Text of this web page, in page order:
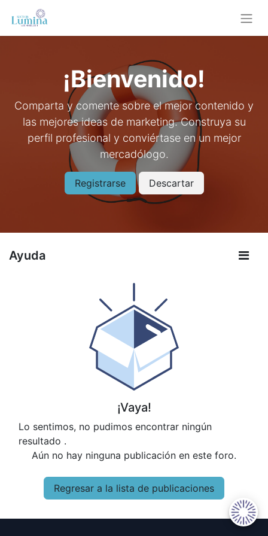
¡Bienvenido!
Comparta y comente sobre el mejor contenido y
las mejores ideas de marketing. Construya su
perfil profesional y conviértase en un mejor
mercadólogo.
Registrarse Descartar
Ayuda
¡Vaya!
Lo sentimos, no pudimos encontrar ningún
resultado .
Aún no hay ninguna publicación en este foro.
Regresar a la lista de publicaciones